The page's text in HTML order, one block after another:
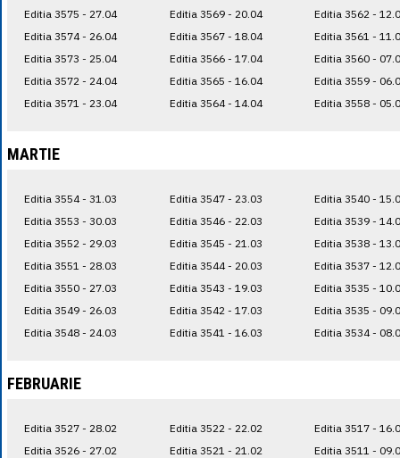
Editia 3575 - 27.04
Editia 3574 - 26.04
Editia 3573 - 25.04
Editia 3572 - 24.04
Editia 3571 - 23.04
Editia 3569 - 20.04
Editia 3567 - 18.04
Editia 3566 - 17.04
Editia 3565 - 16.04
Editia 3564 - 14.04
Editia 3562 -
Editia 3561 -
Editia 3560 -
Editia 3559 -
Editia 3558 -
MARTIE
Editia 3554 - 31.03
Editia 3553 - 30.03
Editia 3552 - 29.03
Editia 3551 - 28.03
Editia 3550 - 27.03
Editia 3549 - 26.03
Editia 3548 - 24.03
Editia 3547 - 23.03
Editia 3546 - 22.03
Editia 3545 - 21.03
Editia 3544 - 20.03
Editia 3543 - 19.03
Editia 3542 - 17.03
Editia 3541 - 16.03
Editia 3540 -
Editia 3539 -
Editia 3538 -
Editia 3537 -
Editia 3535 -
Editia 3535 -
Editia 3534 -
FEBRUARIE
Editia 3527 - 28.02
Editia 3526 - 27.02
Editia 3522 - 22.02
Editia 3521 - 21.02
Editia 3517 -
Editia 3511 -